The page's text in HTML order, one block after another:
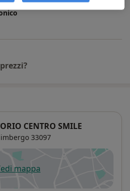
CENTRO SMILE
33097
mappa
si apre in una nuova scheda